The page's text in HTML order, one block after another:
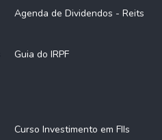
Agenda de Dividendos - Reits
Guia do IRPF
Curso Investimento em FIIs